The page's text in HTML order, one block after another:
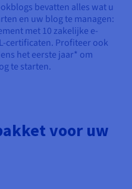
bevatten alles wat u
en uw blog te managen:
met 10 zakelijke e-
certificaten. Profiteer ook
het eerste jaar* om
te starten.
voor uw